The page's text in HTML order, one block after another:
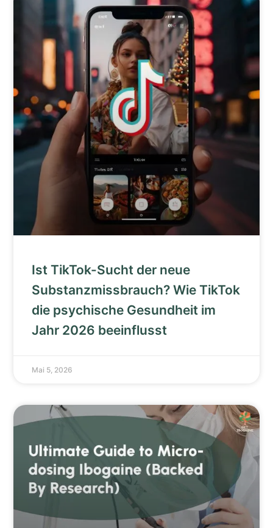
Ist TikTok-Sucht der neue
Substanzmissbrauch? Wie TikTok
die psychische Gesundheit im
Jahr 2026 beeinflusst
Mai 5, 2026